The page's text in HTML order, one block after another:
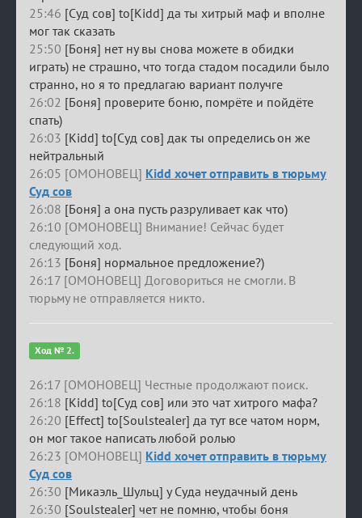
25:46 [Суд сов] to[Kidd] да ты хитрый маф и вполне
мог так сказать
25:50 [Боня] нет ну вы снова можете в обидки
играть) не страшно, что тогда стадом посадили было
странно, но я то предлагаю вариант получге
26:02 [Боня] проверите боню, помрёте и пойдёте
спать)
26:03 [Kidd] to[Суд сов] дак ты определись он же
нейтральный
26:05 [ОМОНОВЕЦ] Kidd хочет отправить в тюрьму
Суд сов
26:08 [Боня] а она пусть разруливает как что)
26:10 [ОМОНОВЕЦ] Внимание! Сейчас будет
следующий ход.
26:13 [Боня] нормальное предложение?)
26:17 [ОМОНОВЕЦ] Договориться не смогли. В
тюрьму не отправляется никто.
Ход № 2.
26:17 [ОМОНОВЕЦ] Честные продолжают поиск.
26:18 [Kidd] to[Суд сов] или это чат хитрого мафа?
26:20 [Effect] to[Soulstealer] да тут все чатом норм,
он мог такое написать любой ролью
26:23 [ОМОНОВЕЦ] Kidd хочет отправить в тюрьму
Суд сов
26:30 [Микаэль_Шульц] у Суда неудачный день
26:30 [Soulstealer] чет не помню, чтобы боня